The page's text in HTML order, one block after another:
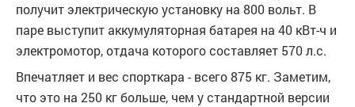
получит электрическую установку на 800 вольт. В
паре выступит аккумуляторная батарея на 40 кВт-ч и
электромотор, отдача которого составляет 570 л.с.
Впечатляет и вес спорткара - всего 875 кг. Заметим,
что это на 250 кг больше, чем у стандартной версии